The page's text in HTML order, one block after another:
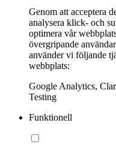
Genom att acceptera
analysera klick- och
optimera vår
övergripande
använder vi följande
webbplats:
Google Analytics,
Testing
Funktionell